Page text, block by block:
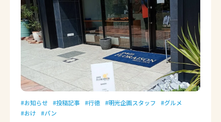
お知らせ 投稿記事 行徳 明光企画スタッフ
グルメ
おけ
パン